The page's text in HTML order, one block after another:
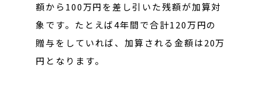
額から100万円を差し引いた残額が加算対
象です。たとえば4年間で合計120万円の
贈与をしていれば、加算される金額は20万
円となります。